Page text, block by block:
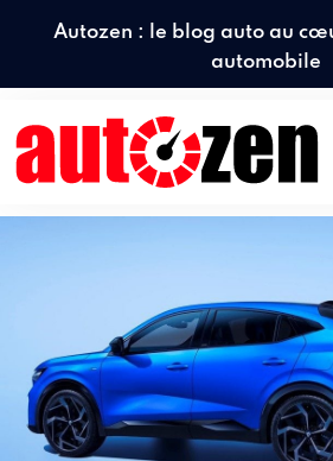
Autozen : le blog auto au
automobile